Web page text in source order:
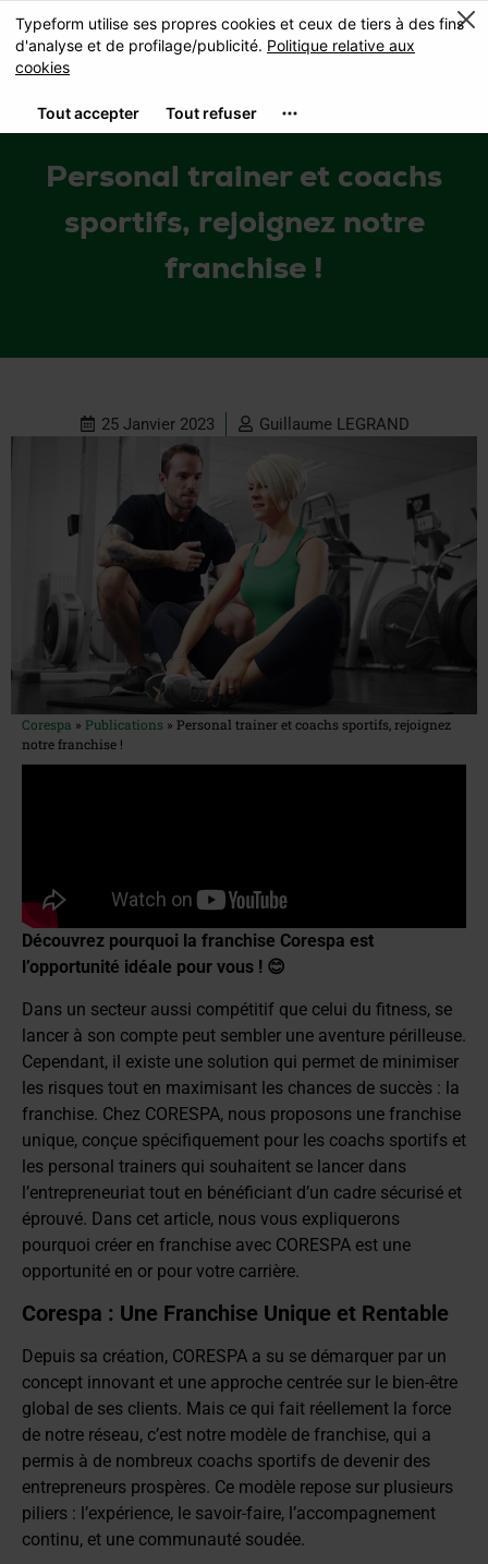
J’OUVRE MON CLUB DE
COACHING
Personal trainer et coachs
sportifs, rejoignez notre
franchise !
25 Janvier 2023 Guillaume LEGRAND
Corespa » Publications » Personal trainer et coachs sportifs, rejoignez
notre franchise !
Découvrez pourquoi la franchise Corespa est
l’opportunité idéale pour vous ! 😊
Dans un secteur aussi compétitif que celui du fitness, se
lancer à son compte peut sembler une aventure périlleuse.
Cependant, il existe une solution qui permet de minimiser
les risques tout en maximisant les chances de succès : la
franchise. Chez CORESPA, nous proposons une franchise
unique, conçue spécifiquement pour les coachs sportifs et
les personal trainers qui souhaitent se lancer dans
l’entrepreneuriat tout en bénéficiant d’un cadre sécurisé et
éprouvé. Dans cet article, nous vous expliquerons
pourquoi créer en franchise avec CORESPA est une
opportunité en or pour votre carrière.
Corespa : Une Franchise Unique et Rentable
Depuis sa création, CORESPA a su se démarquer par un
concept innovant et une approche centrée sur le bien-être
global de ses clients. Mais ce qui fait réellement la force
de notre réseau, c’est notre modèle de franchise, qui a
permis à de nombreux coachs sportifs de devenir des
entrepreneurs prospères. Ce modèle repose sur plusieurs
piliers : l’expérience, le savoir-faire, l’accompagnement
continu, et une communauté soudée.